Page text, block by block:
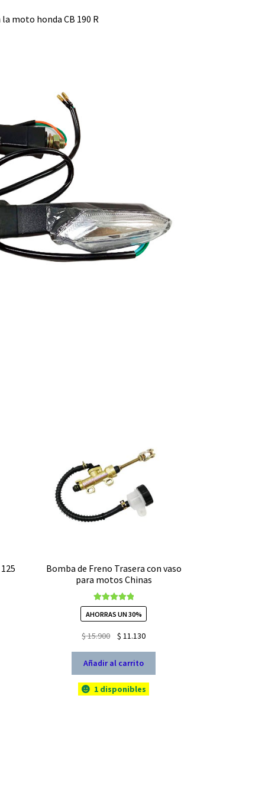
moto honda CB 190 R
Bomba de Freno Trasera con vaso
para motos Chinas
Valorado con
5.00de 5
AHORRAS UN 30%
$15.900
El
original
era:
$ 15.900.
$ 11.130El
es:
$ 11.130.
Añadir al carrito
1 disponibles